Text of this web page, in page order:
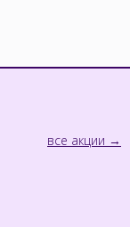
все акции